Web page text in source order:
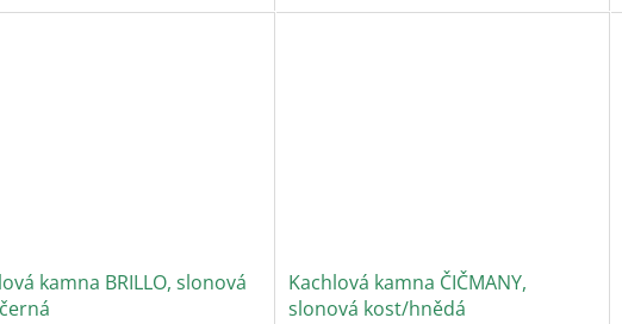
kamna BRILLO, slonová
Kachlová kamna ČIČMANY,
slonová kost/hnědá